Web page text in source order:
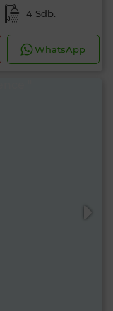
4 Sdb.
WhatsApp